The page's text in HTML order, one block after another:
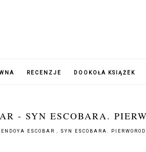
RECENZJE DOOKOŁA KSIĄŻEK
- SYN ESCOBARA.
ESCOBAR SYN ESCOBARA.